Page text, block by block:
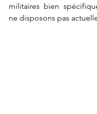
militaires bien
ne disposons pas